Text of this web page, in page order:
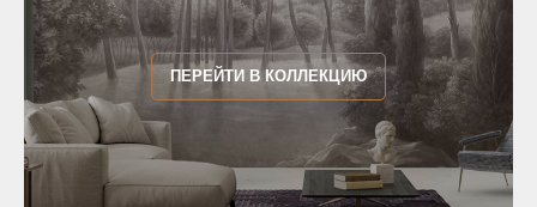
ПЕРЕЙТИ В КОЛЛЕКЦИЮ